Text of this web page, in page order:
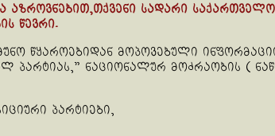
სადარი
წევრი.
წყაროებიდან მოპოვებული
ნაციონალურ მოძრაობის (
პარტიები,